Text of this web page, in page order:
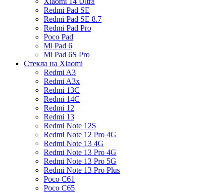
Redmi Pad SE
Redmi Pad SE 8.7
Redmi Pad Pro
Poco Pad
Mi Pad 6
Mi Pad 6S Pro
Стекла на Xiaomi
Redmi A3
Redmi A3x
Redmi 13C
Redmi 14C
Redmi 12
Redmi 13
Redmi Note 12S
Redmi Note 12 Pro 4G
Redmi Note 13 4G
Redmi Note 13 Pro 4G
Redmi Note 13 Pro 5G
Redmi Note 13 Pro Plus
Poco C61
Poco C65